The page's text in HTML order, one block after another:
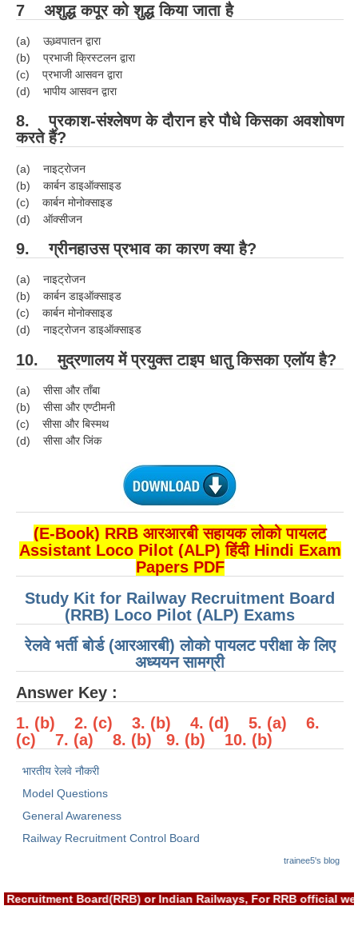
RRB NTPC Eligibility
RRB NTPC Medical Standards
RRB NTPC रेल्वे भर्ती बोर्ड
JE
RRB जूनियर इंजीनियर
RRB Junior Engineer Papers
Group-D
Group-D Exam Paper
रेलवे ग्रुप -डी परीक्षा
PAPERS
RRB NTPC (Tier-1) Papers
RRB NTPC (Tier-2) Papers
RRB NTPC (Tier-1) परीक्षा पेपर
RRB ALP Exam Papers
ALP Psychological Tests
Mock Test for Junior Engineers
RRB Online Exams Sample Test
GK Papers
PARAMEDICAL
PARAMEDICAL Apply Online
RRB एनटीपीसी - NTPC
RRB लोको पायलट - ALP
RRB जूनियर इंजीनियर - JE
7 अशुद्ध कपूर को शुद्ध किया जाता है
(a) ऊध्र्वपातन द्वारा
(b) प्रभाजी क्रिस्टलन द्वारा
(c) प्रभाजी आसवन द्वारा
(d) भापीय आसवन द्वारा
8. प्रकाश-संश्लेषण के दौरान हरे पौधे किसका अवशोषण
करते हैं?
(a) नाइट्रोजन
(b) कार्बन डाइऑक्साइड
(c) कार्बन मोनोक्साइड
(d) ऑक्सीजन
9. ग्रीनहाउस प्रभाव का कारण क्या है?
(a) नाइट्रोजन
(b) कार्बन डाइऑक्साइड
(c) कार्बन मोनोक्साइड
(d) नाइट्रोजन डाइऑक्साइड
10. मुद्रणालय में प्रयुक्त टाइप धातु किसका एलॉय है?
(a) सीसा और ताँबा
(b) सीसा और एण्टीमनी
(c) सीसा और बिस्मथ
(d) सीसा और जिंक
(E-Book) RRB आरआरबी सहायक लोको पायलट
Assistant Loco Pilot (ALP) हिंदी Hindi Exam
Papers PDF
Study Kit for Railway Recruitment Board
(RRB) Loco Pilot (ALP) Exams
रेलवे भर्ती बोर्ड (आरआरबी) लोको पायलट परीक्षा के लिए
अध्ययन सामग्री
Answer Key :
1. (b) 2. (c) 3. (b) 4. (d) 5. (a) 6.
(c) 7. (a) 8. (b) 9. (b) 10. (b)
भारतीय रेलवे नौकरी
Model Questions
General Awareness
Railway Recruitment Control Board
trainee5's blog
Recruitment Board(RRB) or Indian Railways, For RRB